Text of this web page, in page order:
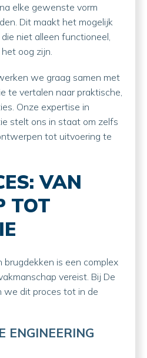
elke gewenste vorm
Dit maakt het mogelijk
niet alleen functioneel,
oog zijn.
we graag samen met
te vertalen naar praktische,
Onze expertise in
stelt ons in staat om zelfs
tot uitvoering te
VAN
TOT
is een complex
vereist. Bij De
we dit proces tot in de
ENGINEERING